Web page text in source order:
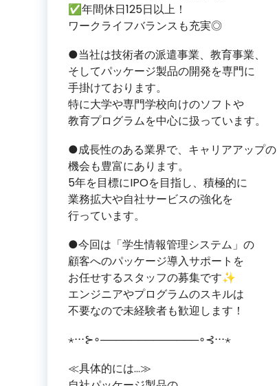
✅年間休日125日以上！
ワークライフバランスも充実◎
●当社は技術者の派遣事業、教育事業、
そしてパッケージ製品の開発を専門に
手掛けております。
特に大学や専門学校向けのソフトや
教育プログラムを中心に扱っています。
●成長性のある業界で、キャリアアップの
機会も豊富にあります。
5年を目標にIPOを目指し、積極的に
業務拡大や自社サービスの強化を
行っています。
●今回は「学生情報管理システム」の
顧客へのパッケージ導入サポートを
お任せするスタッフの募集です✨
エンジニアやプログラムのスキルは
不要なので未経験者も歓迎します！
⋆⋅⋅⋅⊱∘─────────────∘⊰⋅⋅⋅⋆
≪具体的には…≫